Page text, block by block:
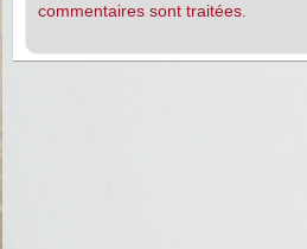
commentaires sont traitées.